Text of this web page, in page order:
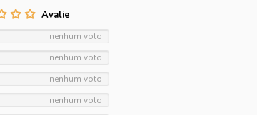
nenhum voto
nenhum voto
nenhum voto
nenhum voto